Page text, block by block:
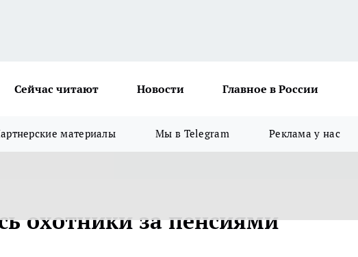
Сейчас читают Новости Главное в России
материалы Мы в Telegram Реклама у нас
охотники за пенсиями